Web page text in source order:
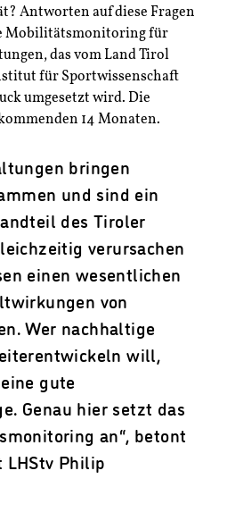
Antworten auf diese Fragen
Mobilitätsmonitoring für
das vom Land Tirol
für Sportwissenschaft
umgesetzt wird. Die
14 Monaten.
bringen
und sind ein
des Tiroler
verursachen
einen wesentlichen
von
Wer nachhaltige
will,
gute
Genau hier setzt das
an“, betont
LHStv Philip